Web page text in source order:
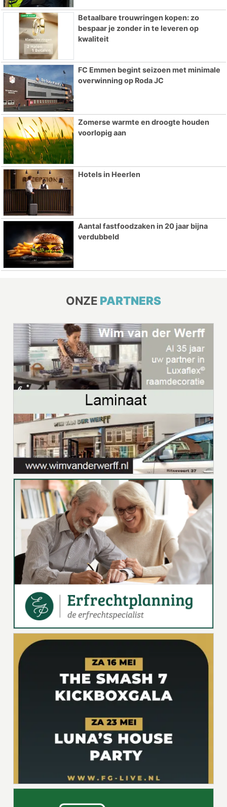
Betaalbare trouwringen kopen: zo
bespaar je zonder in te leveren op
kwaliteit
FC Emmen begint seizoen met minimale
overwinning op Roda JC
Zomerse warmte en droogte houden
voorlopig aan
Hotels in Heerlen
Aantal fastfoodzaken in 20 jaar bijna
verdubbeld
ONZE PARTNERS